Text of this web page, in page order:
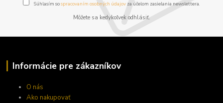
Súhlasím sospracovaním osobných údajov za účelom zasielania newslettera.
Môžete sa kedykoľvek odhlásiť.
Informácie pre zákazníkov
O nás
Ako nakupovať